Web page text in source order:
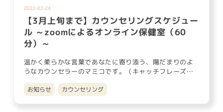
2022-02-24
【3月上旬まで】カウンセリングスケジュー
ル ～zoomによるオンライン保健室（60
分）～
温かく柔らかな言葉であなたに寄り添う、陽だまりのよ
うなカウンセラーのマミコです。（キャッチフレーズは
ブログ読者さんにつけ…
お知らせ カウンセリング